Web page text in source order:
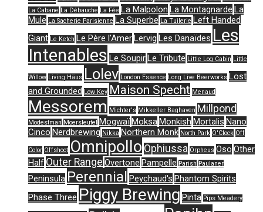
La Cabane La Débauche La Fée La Malpolon La Montagnarde La
Mule La Sacherie Parisienne La Superbe La Tuilerie Left Handed
Giant Le Ketch Le Père l'AmerLervig Les Danaïdes Les
Intenables Le SoupirLe Tribute Little Log Cabin Little
Willow Living Häus Lolev London Essence Long Live Beerworks Lost
and Grounded Low Key Maison Specht Menaud
Messorem Michter's Mikkeller Baghaven Millpond
Modestman Moersleutel MogwaïMoksaMonkish Mortalis Nano
Cinco Nerdbrewing Nikka Northern Monk North Park O'Clock Off
Color Offshoot Omnipollo Ophiussa Orpheus Oso Other
Half Outer Range Overtone Pampelle Parish Paulaner
Peninsula Perennial Peychaud's Phantom Spirits
Phase Three Piggy Brewing Pinta Pips Meadery